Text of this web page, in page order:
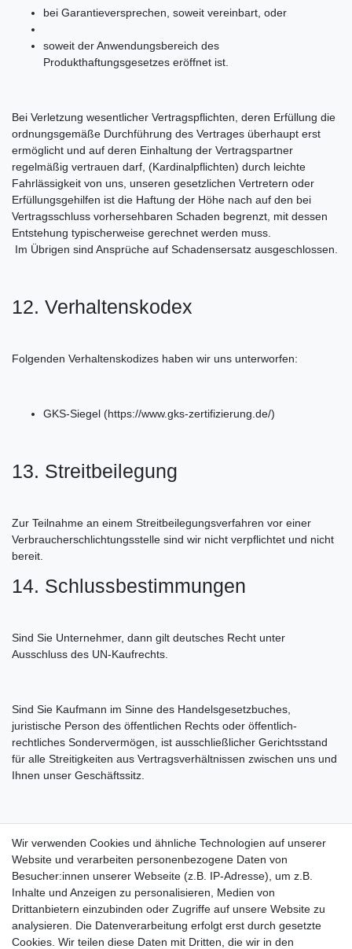
bei Garantieversprechen, soweit vereinbart, oder
soweit der Anwendungsbereich des
Produkthaftungsgesetzes eröffnet ist.
Bei Verletzung wesentlicher Vertragspflichten, deren Erfüllung die
ordnungsgemäße Durchführung des Vertrages überhaupt erst
ermöglicht und auf deren Einhaltung der Vertragspartner
regelmäßig vertrauen darf, (Kardinalpflichten) durch leichte
Fahrlässigkeit von uns, unseren gesetzlichen Vertretern oder
Erfüllungsgehilfen ist die Haftung der Höhe nach auf den bei
Vertragsschluss vorhersehbaren Schaden begrenzt, mit dessen
Entstehung typischerweise gerechnet werden muss.
Im Übrigen sind Ansprüche auf Schadensersatz ausgeschlossen.
12. Verhaltenskodex
Folgenden Verhaltenskodizes haben wir uns unterworfen:
GKS-Siegel (https://www.gks-zertifizierung.de/)
13. Streitbeilegung
Zur Teilnahme an einem Streitbeilegungsverfahren vor einer
Verbraucherschlichtungsstelle sind wir nicht verpflichtet und nicht
bereit.
14. Schlussbestimmungen
Sind Sie Unternehmer, dann gilt deutsches Recht unter
Ausschluss des UN-Kaufrechts.
Sind Sie Kaufmann im Sinne des Handelsgesetzbuches,
juristische Person des öffentlichen Rechts oder öffentlich-
rechtliches Sondervermögen, ist ausschließlicher Gerichtsstand
für alle Streitigkeiten aus Vertragsverhältnissen zwischen uns und
Ihnen unser Geschäftssitz.
unwirksam sein, so bleibt der Vertrag im Übrigen wirksam. Soweit
einzelne Klauseln unwirksam sind, richtet sich der Inhalt des
Vertrags nach den gesetzlichen Vorschriften.
Hinweise zur Batterieentsorgung
Wir verwenden Cookies und ähnliche Technologien auf unserer
Website und verarbeiten personenbezogene Daten von
Besucher:innen unserer Webseite (z.B. IP-Adresse), um z.B.
Inhalte und Anzeigen zu personalisieren, Medien von
Drittanbietern einzubinden oder Zugriffe auf unsere Website zu
analysieren. Die Datenverarbeitung erfolgt erst durch gesetzte
Cookies. Wir teilen diese Daten mit Dritten, die wir in den